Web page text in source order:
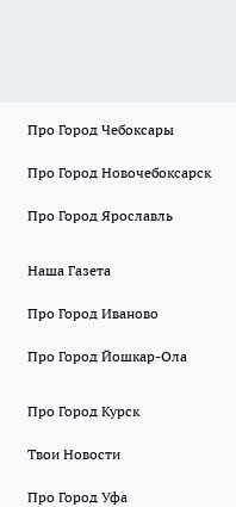
Про Город Чебоксары
Про Город Новочебоксарск
Про Город Ярославль
Наша Газета
Про Город Иваново
Про Город Йошкар-Ола
Про Город Курск
Твои Новости
Про Город Уфа